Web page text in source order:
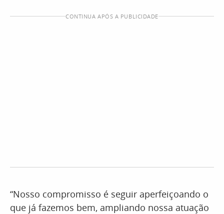
CONTINUA APÓS A PUBLICIDADE
“Nosso compromisso é seguir aperfeiçoando o
que já fazemos bem, ampliando nossa atuação